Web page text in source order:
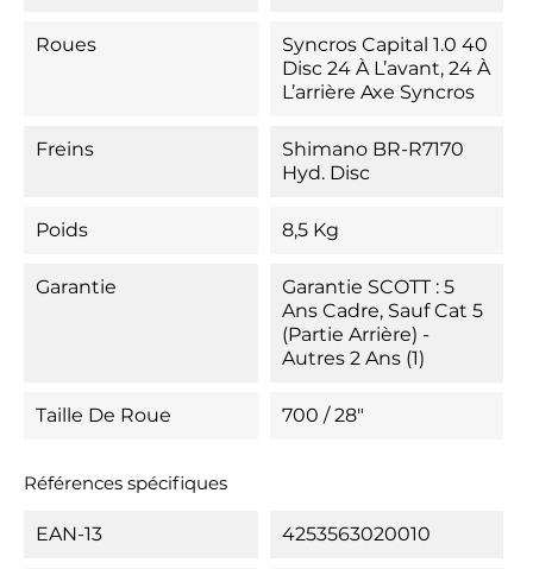
Roues
Syncros Capital 1.0 40
Disc 24 À L’avant, 24 À
L’arrière Axe Syncros
Freins
Shimano BR-R7170
Hyd. Disc
Poids 8,5 Kg
Garantie
Garantie SCOTT : 5
Ans Cadre, Sauf Cat 5
(partie Arrière) -
Autres 2 Ans (1)
Taille De Roue 700 / 28"
Références spécifiques
EAN-13 4253563020010